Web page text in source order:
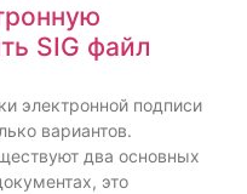
SIG файл
электронной подписи
вариантов.
два основных
это